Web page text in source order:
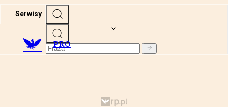
Serwisy
PRO